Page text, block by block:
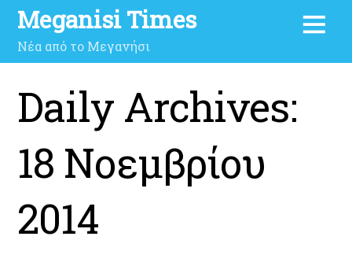
Meganisi Times
Νέα από το Μεγανήσι
Daily Archives:
18 Νοεμβρίου
2014